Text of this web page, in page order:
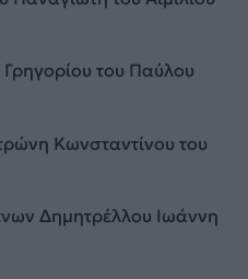
του Παύλου
Κωνσταντίνου του
Δημητρέλλου Ιωάννη